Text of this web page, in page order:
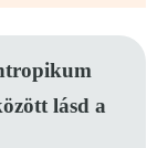
lásd a